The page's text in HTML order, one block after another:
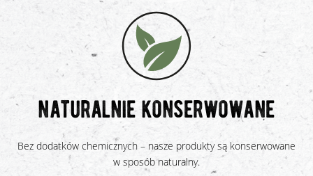
naturalnie konserwowane
Bez dodatków chemicznych – nasze produkty są konserwowane
w sposób naturalny.